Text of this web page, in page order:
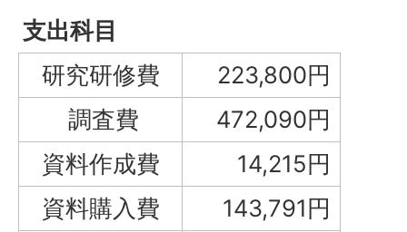
支出科目
研究研修費
223,800円
調査費
472,090円
資料作成費
14,215円
資料購入費
143,791円